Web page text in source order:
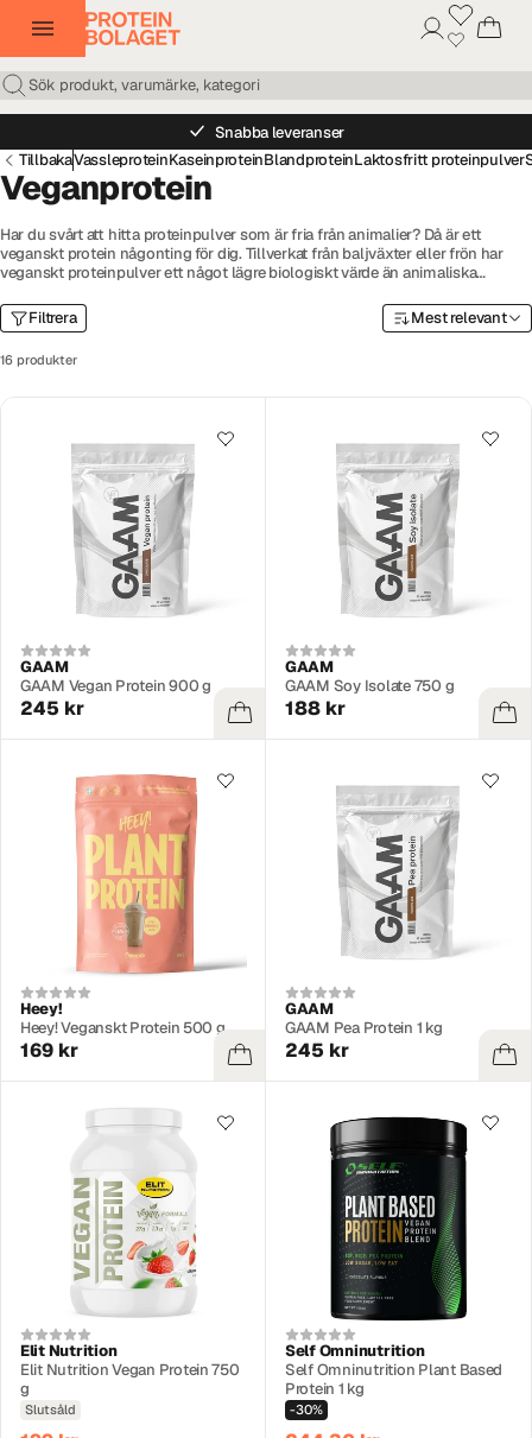
Snabba leveranser
TillbakaVassleproteinKaseinproteinBlandproteinLaktosfritt proteinpulver
Veganprotein
Har du svårt att hitta proteinpulver som är fria från animalier? Då är ett
veganskt protein någonting för dig. Tillverkat från baljväxter eller frön har
veganskt proteinpulver ett något lägre biologiskt värde än animaliska
intolerant mot mjölk/ägg eller bara vill ha variation i ditt proteinintag. Hitta
veganprotein och veganskt proteinpulver till billiga priser här på
Filtrera
16 produkter
Mest relevant
GAAM
GAAM Vegan Protein 900 g
245 kr
GAAM
GAAM Soy Isolate 750 g
188 kr
Heey!
Heey! Veganskt Protein 500 g
169 kr
GAAM
GAAM Pea Protein 1 kg
245 kr
Elit Nutrition
Elit Nutrition Vegan Protein 750
g
Slutsåld
Self Omninutrition
Self Omninutrition Plant Based
Protein 1 kg
-30%